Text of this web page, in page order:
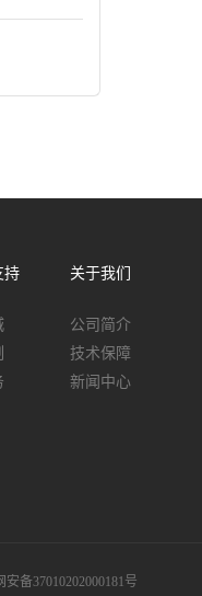
持 关于我们
公司简介
技术保障
新闻中心
安备37010202000181号